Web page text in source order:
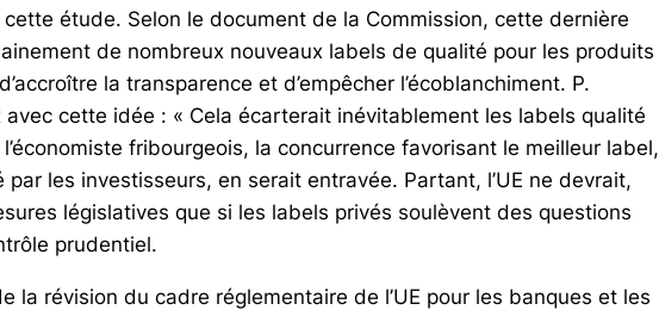
cette étude. Selon le document de la Commission, cette dernière
de nombreux nouveaux labels de qualité pour les produits
la transparence et d’empêcher l’écoblanchiment. P.
avec cette idée : « Cela écarterait inévitablement les labels qualité
fribourgeois, la concurrence favorisant le meilleur label,
les investisseurs, en serait entravée. Partant, l’UE ne devrait,
législatives que si les labels privés soulèvent des questions
prudentiel.
la révision du cadre réglementaire de l’UE pour les banques et les